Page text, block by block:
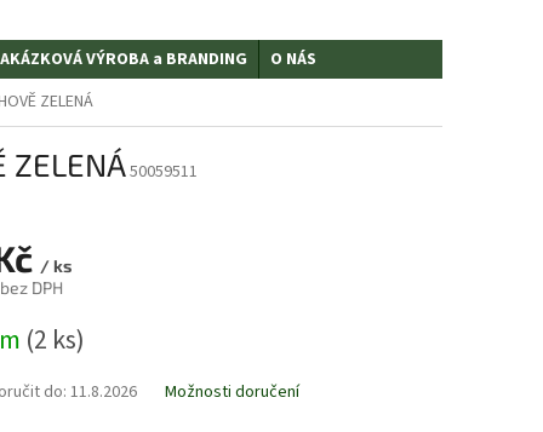
VÝROBA a BRANDING
O NÁS
ZELENÁ
50059511
/ ks
DPH
(2 ks)
do: 11.8.2026 Možnosti doručení